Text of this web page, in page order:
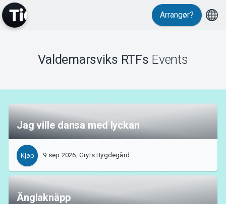
MyTickster
Support
Arrangør?
Valdemarsviks RTFs Events
Jag ville dansa med lyckan
Kjøp 9 sep 2026, Gryts Bygdegård
Änglaknäpp